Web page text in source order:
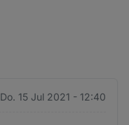
Do. 15 Jul 2021 - 12:40